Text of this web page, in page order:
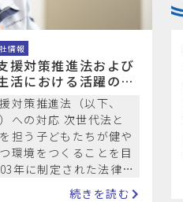
情報
援対策推進法および
活における活躍の推
律に基づく一般事業
対策推進法（以下、
への対応 次世代法と
担う子どもたちが健や
環境をつくることを目
年に制定された法律
31日までの時限立法で
続きを読む